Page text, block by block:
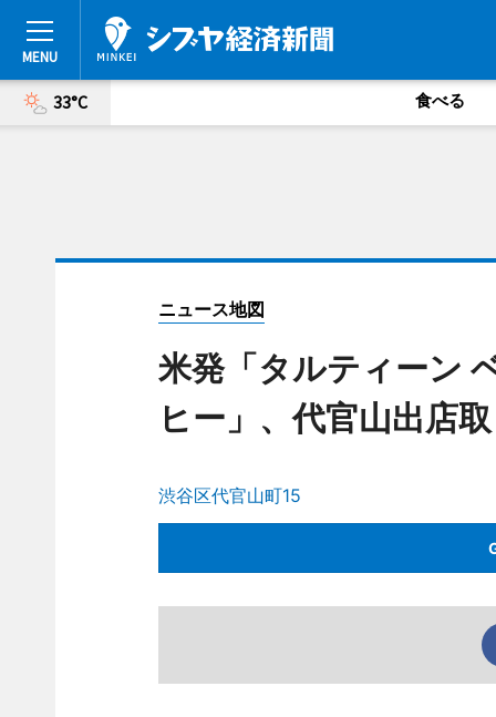
33°C 食べる
ニュース地図
米発「タルティーン
ヒー」、代官山出店
渋谷区代官山町15